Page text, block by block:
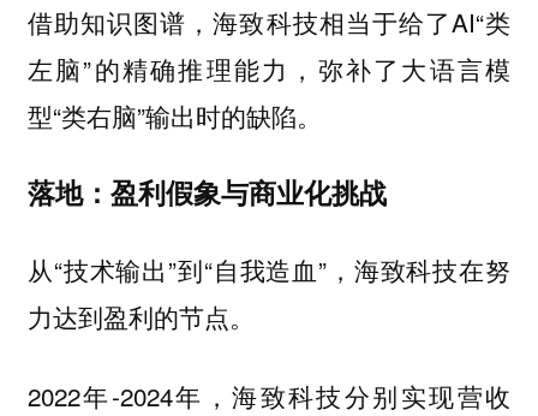
借助知识图谱，海致科技相当于给了AI“类
左脑”的精确推理能力，弥补了大语言模
型“类右脑”输出时的缺陷。
落地：盈利假象与商业化挑战
从“技术输出”到“自我造血”，海致科技在努
力达到盈利的节点。
2022年-2024年，海致科技分别实现营收